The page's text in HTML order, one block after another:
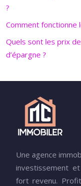
?
Comment fonctionne
Quels sont les prix
d’épargne ?
Une agence
investissement
fort revenu.